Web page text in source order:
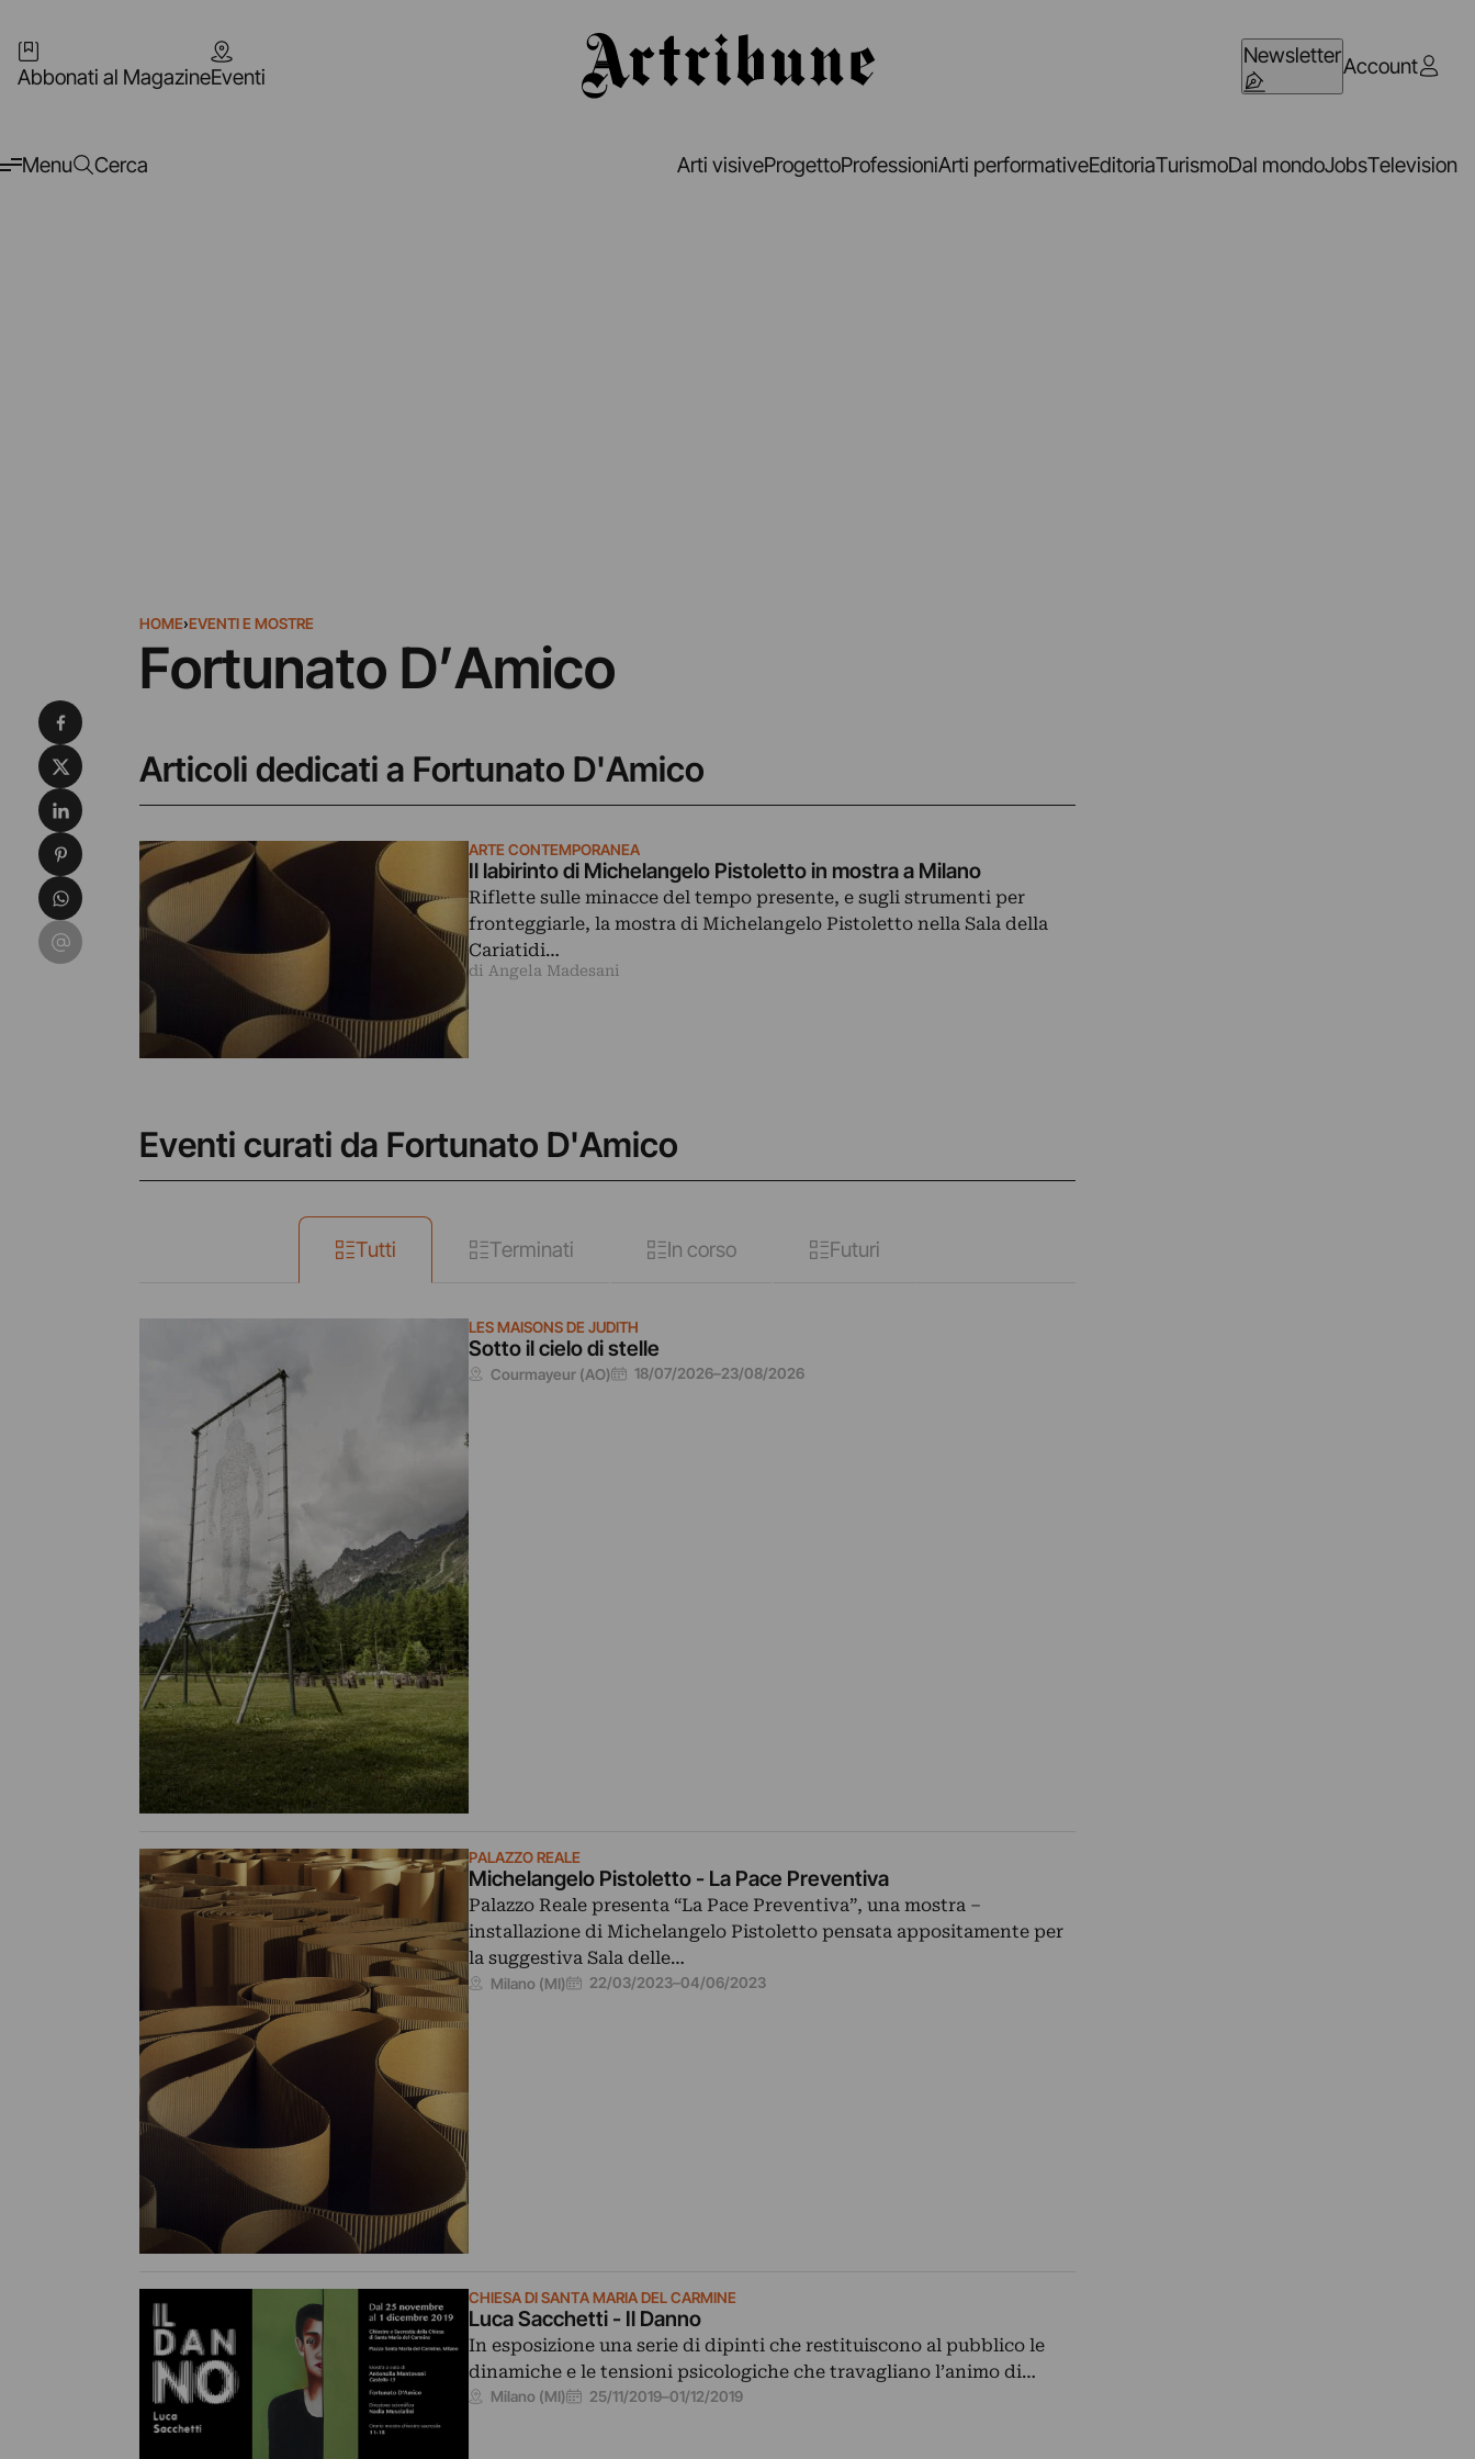
Abbonati al MagazineEventi
NewsletterAccount
Menu Cerca Arti visiveProgettoProfessioniArti performativeEditoriaTurismoDal mondoJobsTelevision
HOME›EVENTI E MOSTRE
Fortunato D’Amico
Articoli dedicati a Fortunato D'Amico
ARTE CONTEMPORANEA
Il labirinto di Michelangelo Pistoletto in mostra a Milano
Riflette sulle minacce del tempo presente, e sugli strumenti per
fronteggiarle, la mostra di Michelangelo Pistoletto nella Sala della
Cariatidi…
di Angela Madesani
Eventi curati da Fortunato D'Amico
Tutti Terminati In corso Futuri
LES MAISONS DE JUDITH
Sotto il cielo di stelle
Courmayeur (AO) 18/07/2026–23/08/2026
PALAZZO REALE
Michelangelo Pistoletto - La Pace Preventiva
Palazzo Reale presenta “La Pace Preventiva”, una mostra –
installazione di Michelangelo Pistoletto pensata appositamente per
la suggestiva Sala delle…
Milano (MI) 22/03/2023–04/06/2023
CHIESA DI SANTA MARIA DEL CARMINE
Luca Sacchetti - Il Danno
In esposizione una serie di dipinti che restituiscono al pubblico le
dinamiche e le tensioni psicologiche che travagliano l’animo di…
Milano (MI) 25/11/2019–01/12/2019
Condividi su Facebook
Condividi su X
Condividi su LinkedIn
Condividi su Pinterest
Condividi su WhatsApp
Condividi su Email